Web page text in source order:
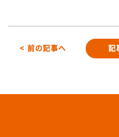
< 前の記事へ 記